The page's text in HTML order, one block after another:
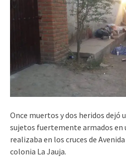
Once muertos y dos heridos dejó
sujetos fuertemente armados en
realizaba en los cruces de
colonia La Jauja.